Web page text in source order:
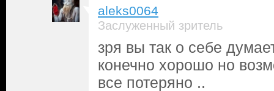
aleks0064
Заслуженный зритель
зря вы так о себе
конечно хорошо но
все потеряно ..